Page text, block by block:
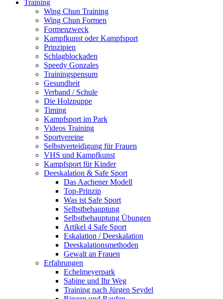
Training
Wing Chun Training
Wing Chun Formen
Formenzweck
Kampfkunst oder Kampfsport
Prinzipien
Schlagblockaden
Speedy Gonzales
Trainingspensum
Gesundheit
Verband / Schule
Die Holzpuppe
Timing
Kampfsport im Park
Videos Training
Sportvereine
Selbstverteidigung für Frauen
VHS und Kampfkunst
Kampfsport für Kinder
Deeskalation & Safe Sport
Das Aachener Modell
Top-Prinzip
Was ist Safe Sport
Selbstbehauptung
Selbstbehauptung Übungen
Artikel 4 Safe Sport
Eskalation / Deeskalation
Deeskalationsmethoden
Gewalt an Frauen
Erfahrungen
Echelmeyerpark
Sabine und Ihr Weg
Training nach Jürgen Seydel